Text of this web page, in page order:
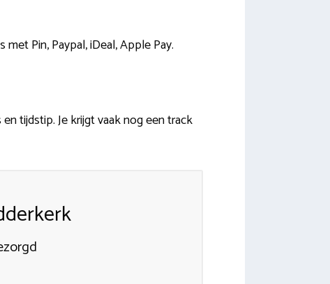
Pin, Paypal, iDeal, Apple Pay.
tijdstip. Je krijgt vaak nog een track